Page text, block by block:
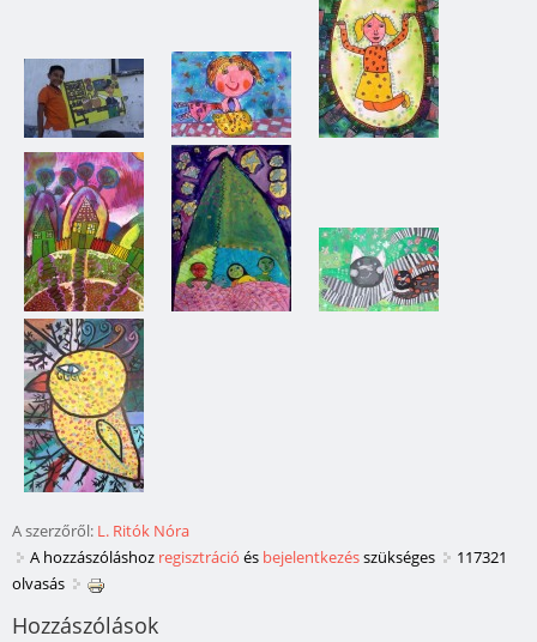
A szerzőről: L. Ritók Nóra
A hozzászóláshoz regisztráció és bejelentkezésszükséges
117321
olvasás
Hozzászólások